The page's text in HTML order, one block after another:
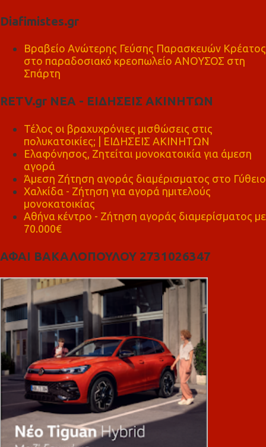
Diafimistes.gr
Βραβείο Ανώτερης Γεύσης Παρασκευών Κρέατος
στο παραδοσιακό κρεοπωλείο ΑΝΟΥΣΟΣ στη
Σπάρτη
RETV.gr ΝΕΑ - ΕΙΔΗΣΕΙΣ ΑΚΙΝΗΤΩΝ
Τέλος οι βραχυχρόνιες μισθώσεις στις
πολυκατοικίες; | ΕΙΔΗΣΕΙΣ ΑΚΙΝΗΤΩΝ
Ελαφόνησος, Ζητείται μονοκατοικία για άμεση
αγορά
Άμεση Ζήτηση αγοράς διαμέρισματος στο Γύθειο
Χαλκίδα - Ζήτηση για αγορά ημιτελούς
μονοκατοικίας
Αθήνα κέντρο - Ζήτηση αγοράς διαμερίσματος με
70.000€
ΑΦΑΙ ΒΑΚΑΛΟΠΟΥΛΟΥ 2731026347